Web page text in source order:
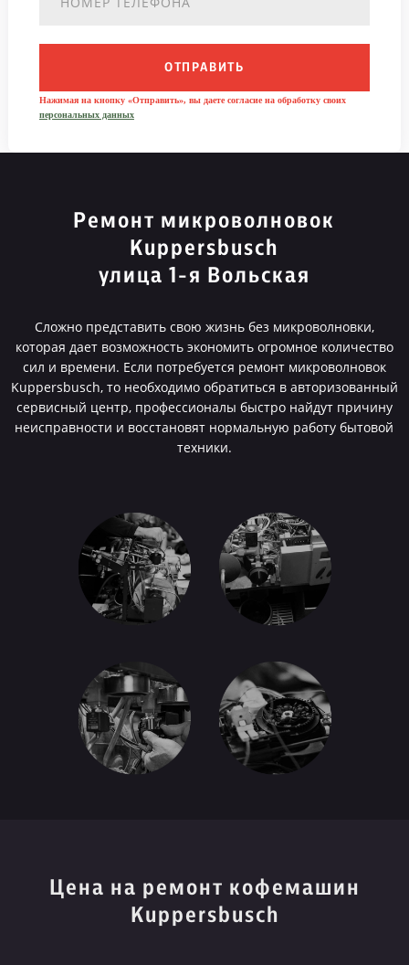
ОТПРАВИТЬ
Нажимая на кнопку «Отправить», вы даете согласие на обработку своих
персональных данных
Ремонт микроволновок
Kuppersbusch
улица 1-я Вольская
Сложно представить свою жизнь без микроволновки,
которая дает возможность экономить огромное количество
сил и времени. Если потребуется ремонт микроволновок
Kuppersbusch, то необходимо обратиться в авторизованный
сервисный центр, профессионалы быстро найдут причину
неисправности и восстановят нормальную работу бытовой
техники.
Цена на ремонт кофемашин
Kuppersbusch